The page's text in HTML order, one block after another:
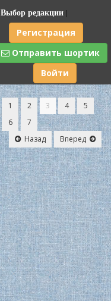
Выбор редакции |
Регистрация
Отправить шортик
Войти
1 2 3 4
5
6
7
Назад
Вперед
|